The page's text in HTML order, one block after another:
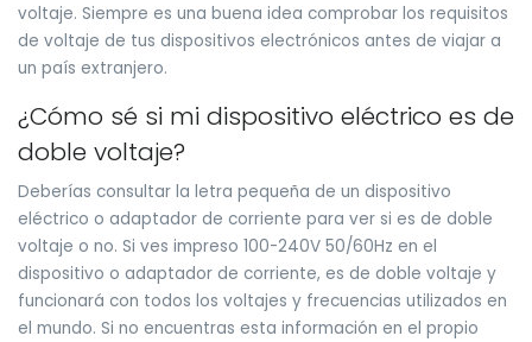
voltaje. Siempre es una buena idea comprobar los requisitos
de voltaje de tus dispositivos electrónicos antes de viajar a
un país extranjero.
¿Cómo sé si mi dispositivo eléctrico es de
doble voltaje?
Deberías consultar la letra pequeña de un dispositivo
eléctrico o adaptador de corriente para ver si es de doble
voltaje o no. Si ves impreso 100-240V 50/60Hz en el
dispositivo o adaptador de corriente, es de doble voltaje y
funcionará con todos los voltajes y frecuencias utilizados en
el mundo. Si no encuentras esta información en el propio